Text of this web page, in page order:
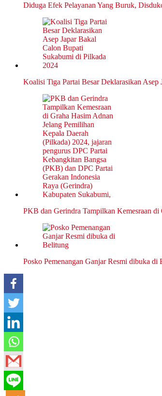
Diduga Efek Pelayanan Yang Buruk,
Koalisi Tiga Partai Besar Deklarasikan
PKB dan Gerindra Tampilkan Kemesraan
Posko Pemenangan Ganjar Resmi dibuka di